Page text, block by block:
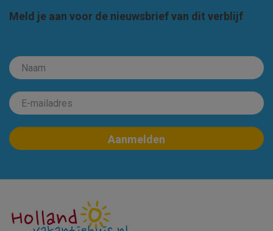
Meld je aan voor de nieuwsbrief van dit verblijf